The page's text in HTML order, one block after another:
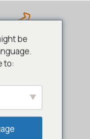
be
to: